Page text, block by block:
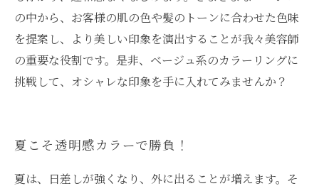
の中から、お客様の肌の色や髪のトーンに合わせた色味
を提案し、より美しい印象を演出することが我々美容師
の重要な役割です。是非、ベージュ系のカラーリングに
挑戦して、オシャレな印象を手に入れてみませんか？
夏こそ透明感カラーで勝負！
夏は、日差しが強くなり、外に出ることが増えます。そ